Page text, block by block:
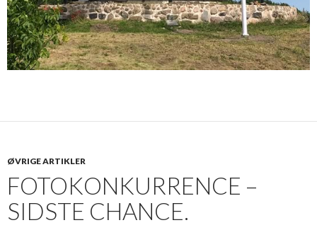
ØVRIGE ARTIKLER
FOTOKONKURRENCE –
SIDSTE CHANCE.